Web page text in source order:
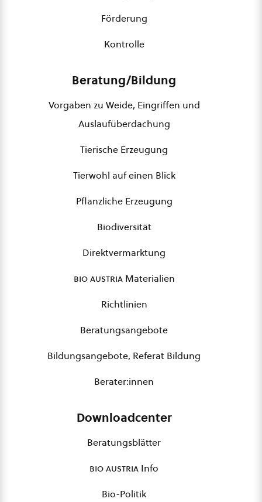
Förderung
Kontrolle
Beratung/Bildung
Vorgaben zu Weide, Eingriffen und
Auslaufüberdachung
Tierische Erzeugung
Tierwohl auf einen Blick
Pflanzliche Erzeugung
Biodiversität
Direktvermarktung
bio austriaMaterialien
Richtlinien
Beratungsangebote
Bildungsangebote, Referat Bildung
Berater:innen
Downloadcenter
Beratungsblätter
bio austria Info
Bio-Politik